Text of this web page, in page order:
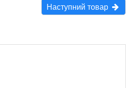
Наступний товар